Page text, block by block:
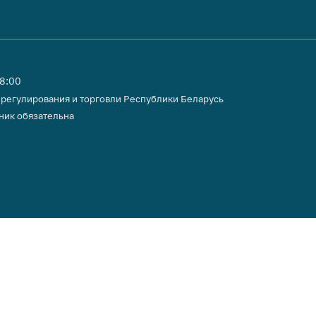
и торговли Республики Беларусь
обязательна